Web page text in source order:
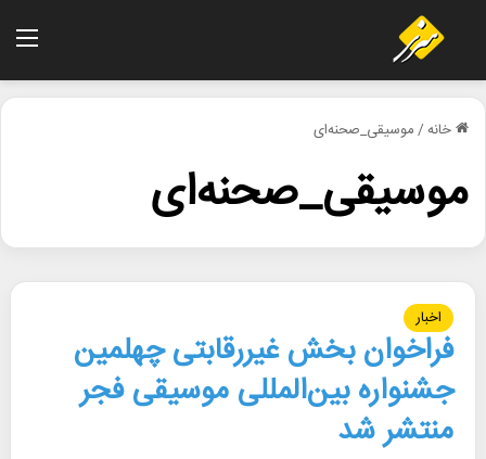
خانه/موسیقی_صحنه‌ای
موسیقی_صحنه‌ای
اخبار
فراخوان بخش غیررقابتی چهلمین
جشنواره بین‌المللی موسیقی فجر
منتشر شد